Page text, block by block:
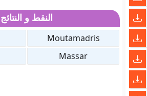
النقط و النتائج
Moutamadris
Massar